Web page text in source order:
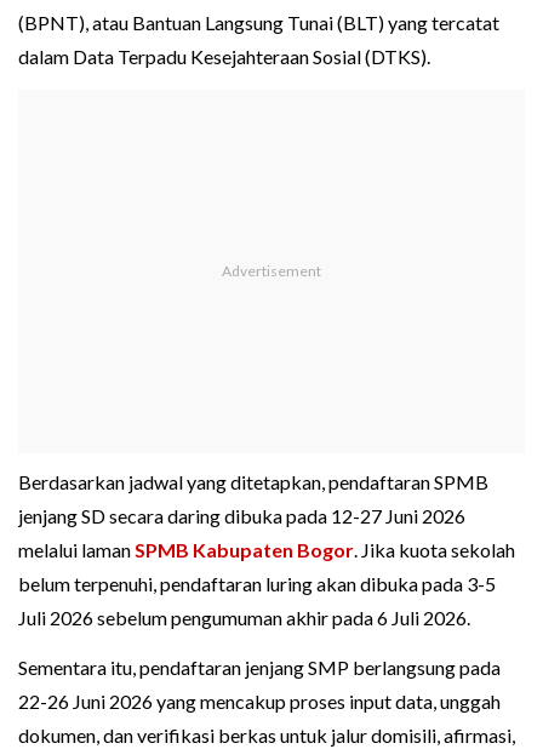
(BPNT), atau Bantuan Langsung Tunai (BLT) yang tercatat
dalam Data Terpadu Kesejahteraan Sosial (DTKS).
Berdasarkan jadwal yang ditetapkan, pendaftaran SPMB
jenjang SD secara daring dibuka pada 12-27 Juni 2026
melalui lamanSPMB Kabupaten Bogor. Jika kuota sekolah
belum terpenuhi, pendaftaran luring akan dibuka pada 3-5
Juli 2026 sebelum pengumuman akhir pada 6 Juli 2026.
Sementara itu, pendaftaran jenjang SMP berlangsung pada
22-26 Juni 2026 yang mencakup proses input data, unggah
dokumen, dan verifikasi berkas untuk jalur domisili, afirmasi,